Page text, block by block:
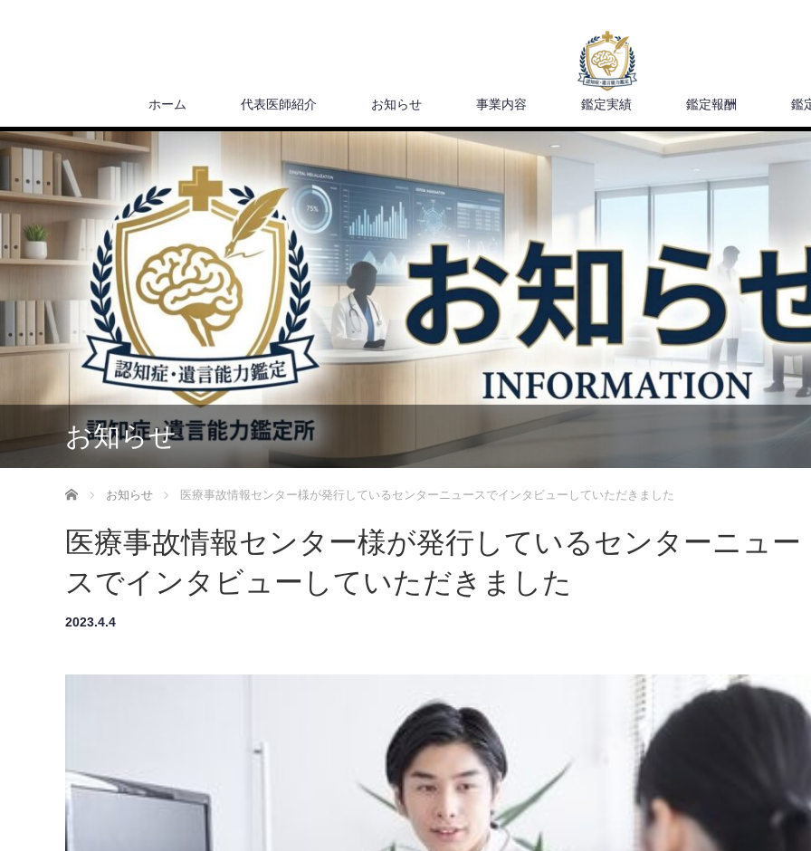
ホーム 代表医師紹介 お知らせ 事業内容 鑑定実績 鑑定報酬 鑑
お知らせ
ホーム お知らせ 医療事故情報センター様が発行しているセンターニュースでインタビューしていただきました
医療事故情報センター様が発行しているセンターニュー
スでインタビューしていただきました
2023.4.4